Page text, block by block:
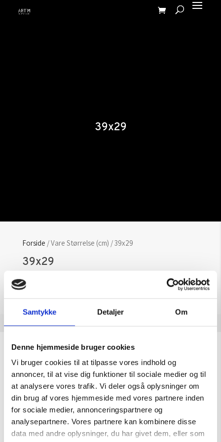
Samtykke Detaljer Om
Denne hjemmeside bruger cookies
Vi bruger cookies til at tilpasse vores indhold og
annoncer, til at vise dig funktioner til sociale medier og til
at analysere vores trafik. Vi deler også oplysninger om
din brug af vores hjemmeside med vores partnere inden
for sociale medier, annonceringspartnere og
analysepartnere. Vores partnere kan kombinere disse
data med andre oplysninger, du har givet dem, eller som
39x29
Forside / Vare Størrelse (cm) / 39x29
39x29
matcher dit valg.
Gælder til og med 15/8
Mandag – Torsdag:09.00 – 16.00
Fredag:09.00 – 15.30
Lørdag, søndag & helligdage:Lukket